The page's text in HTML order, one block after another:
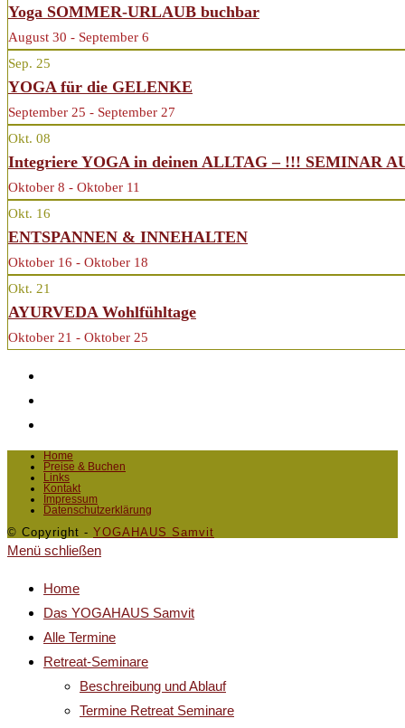
Yoga SOMMER-URLAUB buchbar
August 30 - September 6
Sep. 25
YOGA für die GELENKE
September 25 - September 27
Okt. 08
Integriere YOGA in deinen ALLTAG – !!! SEMINAR
Oktober 8 - Oktober 11
Okt. 16
ENTSPANNEN & INNEHALTEN
Oktober 16 - Oktober 18
Okt. 21
AYURVEDA Wohlfühltage
Oktober 21 - Oktober 25
Home
Preise & Buchen
Links
Kontakt
Impressum
Datenschutzerklärung
© Copyright - YOGAHAUS Samvit
Menü schließen
Home
Das YOGAHAUS Samvit
Alle Termine
Retreat-Seminare
Beschreibung und Ablauf
Termine Retreat Seminare